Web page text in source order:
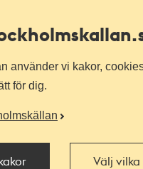
använder vi kakor,
för dig.
Välj